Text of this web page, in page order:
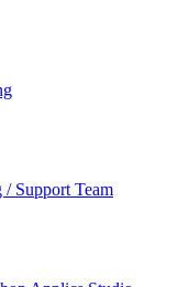
Support Team